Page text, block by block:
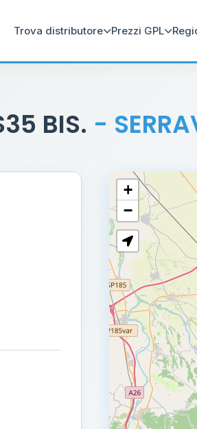
Trova distributore Prezzi GPL
BIS. -
+
−